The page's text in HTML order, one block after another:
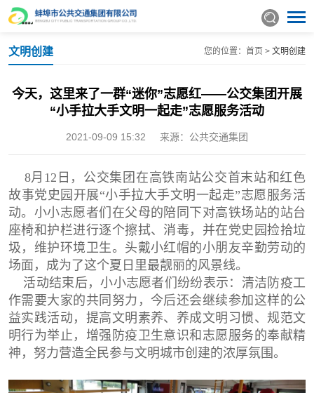
文明创建 您的位置： 首页 > 文明创建
今天，这里来了一群“迷你”志愿红——公交集团开展
“小手拉大手文明一起走”志愿服务活动
2021-09-09 15:32 来源：公共交通集团
8月12日，公交集团在高铁南站公交首末站和红色
故事党史园开展“小手拉大手文明一起走”志愿服务活
动。小小志愿者们在父母的陪同下对高铁场站的站台
座椅和护栏进行逐个擦拭、消毒，并在党史园捡拾垃
圾，维护环境卫生。头戴小红帽的小朋友辛勤劳动的
场面，成为了这个夏日里最靓丽的风景线。
活动结束后，小小志愿者们纷纷表示：清洁防疫工
作需要大家的共同努力，今后还会继续参加这样的公
益实践活动，提高文明素养、养成文明习惯、规范文
明行为举止，增强防疫卫生意识和志愿服务的奉献精
神，努力营造全民参与文明城市创建的浓厚氛围。